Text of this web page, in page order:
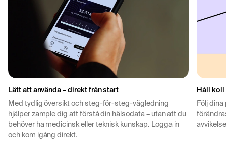
Lätt att använda – direkt från start
Med tydlig översikt och steg-för-steg-vägledning
hjälper zample dig att förstå din hälsodata – utan att du
behöver ha medicinsk eller teknisk kunskap. Logga in
och kom igång direkt.
Håll koll
Följ